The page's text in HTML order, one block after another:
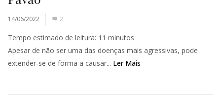
14/06/2022 2
Tempo estimado de leitura: 11 minutos
Apesar de não ser uma das doenças mais agressivas, pode
extender-se de forma a causar... Ler Mais